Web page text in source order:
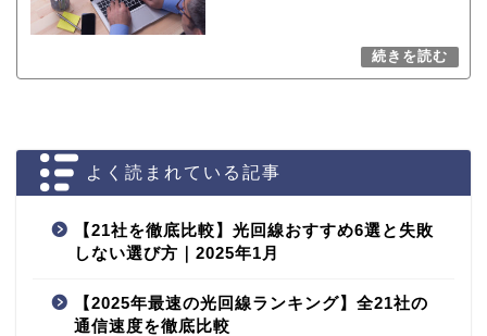
よく読まれている記事
【21社を徹底比較】光回線おすすめ6選と失敗
しない選び方｜2025年1月
【2025年最速の光回線ランキング】全21社の
通信速度を徹底比較